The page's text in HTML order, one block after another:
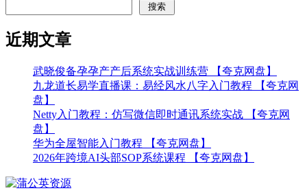
搜索
近期文章
武晓俊备孕孕产产后系统实战训练营 【夸克网盘】
九龙道长易学直播课：易经风水八字入门教程 【夸克网
盘】
Netty入门教程：仿写微信即时通讯系统实战 【夸克网
盘】
华为全屋智能入门教程 【夸克网盘】
2026年跨境AI头部SOP系统课程 【夸克网盘】